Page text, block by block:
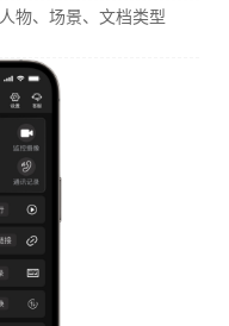
物、场景、文档类型